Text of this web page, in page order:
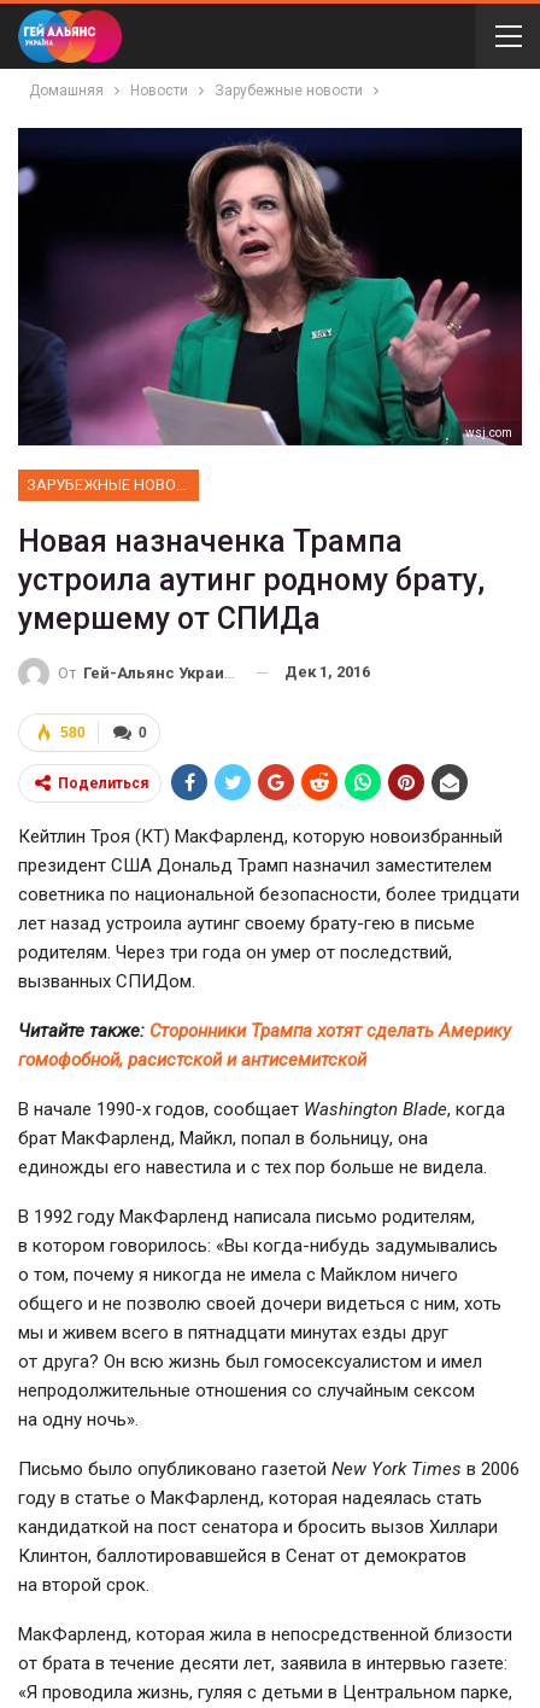
Домашняя Новости Зарубежные новости
wsj.com
ЗАРУБЕЖНЫЕ НОВОСТИ
Новая назначенка Трампа
устроила аутинг родному брату,
умершему от СПИДа
От Гей-Альянс Украина Дек 1, 2016
0
580
Поделиться
Кейтлин Троя (КТ) МакФарленд, которую новоизбранный
президент США Дональд Трамп назначил заместителем
советника по национальной безопасности, более тридцати
лет назад устроила аутинг своему брату-гею в письме
родителям. Через три года он умер от последствий,
вызванных СПИДом.
Читайте также: Сторонники Трампа хотят сделать Америку
гомофобной, расистской и антисемитской
В начале 1990-х годов, сообщает Washington Blade, когда
брат МакФарленд, Майкл, попал в больницу, она
единожды его навестила и с тех пор больше не видела.
В 1992 году МакФарленд написала письмо родителям,
в котором говорилось: «Вы когда-нибудь задумывались
о том, почему я никогда не имела с Майклом ничего
общего и не позволю своей дочери видеться с ним, хоть
мы и живем всего в пятнадцати минутах езды друг
от друга? Он всю жизнь был гомосексуалистом и имел
непродолжительные отношения со случайным сексом
на одну ночь».
Письмо было опубликовано газетой New York Times в 2006
году в статье о МакФарленд, которая надеялась стать
кандидаткой на пост сенатора и бросить вызов Хиллари
Клинтон, баллотировавшейся в Сенат от демократов
на второй срок.
МакФарленд, которая жила в непосредственной близости
от брата в течение десяти лет, заявила в интервью газете:
«Я проводила жизнь, гуляя с детьми в Центральном парке,